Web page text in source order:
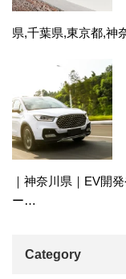
県,千葉県,東京都,神
｜神奈川県｜EV開
ー…
Category